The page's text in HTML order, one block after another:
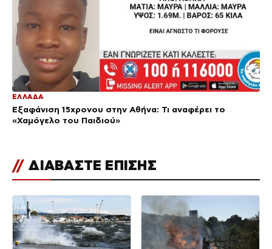
ΕΛΛΑΔΑ
Εξαφάνιση 15χρονου στην Αθήνα: Τι αναφέρει το
«Χαμόγελο του Παιδιού»
// ΔΙΑΒΑΣΤΕ ΕΠΙΣΗΣ